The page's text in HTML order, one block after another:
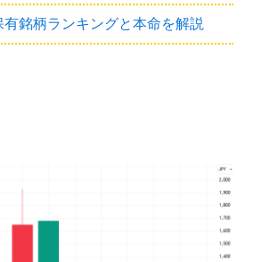
銘柄ランキングと本命を解説